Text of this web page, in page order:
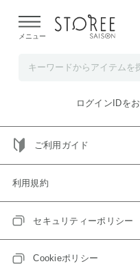
よる配送遅延が発生してお
メニュー
ご指定のアイテムは取り扱
トップへ戻る
ログインIDを
ご利用ガイド
利用規約
セキュリティーポリシー
Cookieポリシー